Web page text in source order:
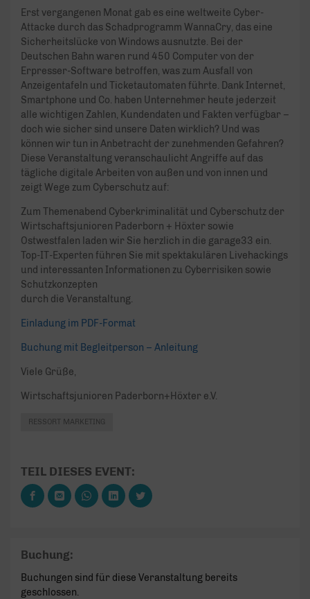
Erst vergangenen Monat gab es eine weltweite Cyber-
Attacke durch das Schadprogramm WannaCry, das eine
Sicherheitslücke von Windows ausnutzte. Bei der
Deutschen Bahn waren rund 450 Computer von der
Erpresser-Software betroffen, was zum Ausfall von
Anzeigentafeln und Ticketautomaten führte. Dank Internet,
Smartphone und Co. haben Unternehmer heute jederzeit
alle wichtigen Zahlen, Kundendaten und Fakten verfügbar –
doch wie sicher sind unsere Daten wirklich? Und was
können wir tun in Anbetracht der zunehmenden Gefahren?
Diese Veranstaltung veranschaulicht Angriffe auf das
tägliche digitale Arbeiten von außen und von innen und
zeigt Wege zum Cyberschutz auf:
Zum Themenabend Cyberkriminalität und Cyberschutz der
Wirtschaftsjunioren Paderborn + Höxter sowie
Ostwestfalen laden wir Sie herzlich in die garage33 ein.
Top-IT-Experten führen Sie mit spektakulären Livehackings
und interessanten Informationen zu Cyberrisiken sowie
Schutzkonzepten
durch die Veranstaltung.
Einladung im PDF-Format
Buchung mit Begleitperson – Anleitung
Viele Grüße,
Wirtschaftsjunioren Paderborn+Höxter e.V.
RESSORT MARKETING
TEIL DIESES EVENT:
Buchung:
Buchungen sind für diese Veranstaltung bereits
geschlossen.